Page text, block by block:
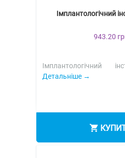
Імплантологічний
943.20
Імплантологічний
Детальніше